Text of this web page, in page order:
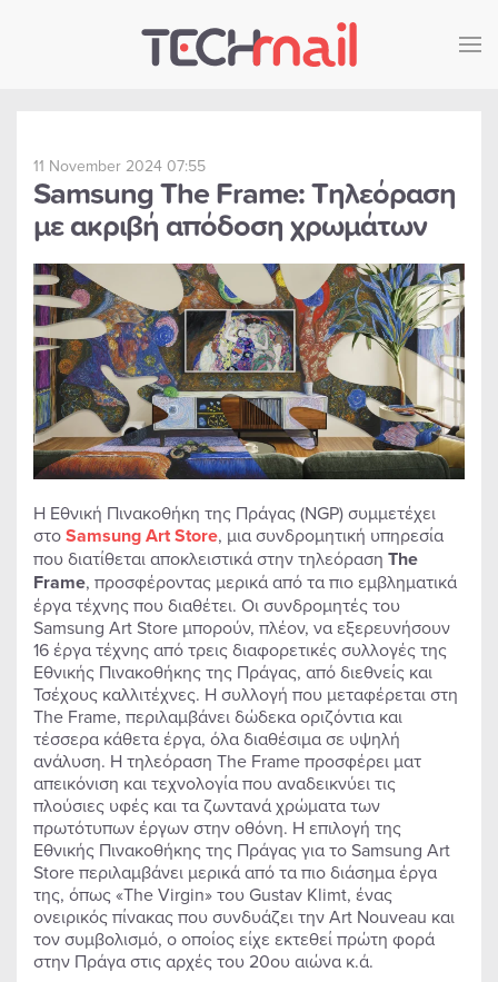
Skip to main content
11 November 2024 07:55
Samsung The Frame: Τηλεόραση
με ακριβή απόδοση χρωμάτων
Η Εθνική Πινακοθήκη της Πράγας (NGP) συμμετέχει
στοSamsung Art Store, μια συνδρομητική υπηρεσία
που διατίθεται αποκλειστικά στην τηλεόραση The
Frame, προσφέροντας μερικά από τα πιο εμβληματικά
έργα τέχνης που διαθέτει. Οι συνδρομητές του
Samsung Art Store μπορούν, πλέον, να εξερευνήσουν
16 έργα τέχνης από τρεις διαφορετικές συλλογές της
Εθνικής Πινακοθήκης της Πράγας, από διεθνείς και
Τσέχους καλλιτέχνες. Η συλλογή που μεταφέρεται στη
The Frame, περιλαμβάνει δώδεκα οριζόντια και
τέσσερα κάθετα έργα, όλα διαθέσιμα σε υψηλή
ανάλυση. Η τηλεόραση The Frame προσφέρει ματ
απεικόνιση και τεχνολογία που αναδεικνύει τις
πλούσιες υφές και τα ζωντανά χρώματα των
πρωτότυπων έργων στην οθόνη. Η επιλογή της
Εθνικής Πινακοθήκης της Πράγας για το Samsung Art
Store περιλαμβάνει μερικά από τα πιο διάσημα έργα
της, όπως «The Virgin» του Gustav Klimt, ένας
ονειρικός πίνακας που συνδυάζει την Art Nouveau και
τον συμβολισμό, ο οποίος είχε εκτεθεί πρώτη φορά
στην Πράγα στις αρχές του 20ου αιώνα κ.ά.